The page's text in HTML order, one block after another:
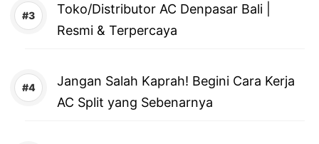
Toko/Distributor AC Denpasar Bali |
Resmi & Terpercaya
Jangan Salah Kaprah! Begini Cara Kerja
AC Split yang Sebenarnya